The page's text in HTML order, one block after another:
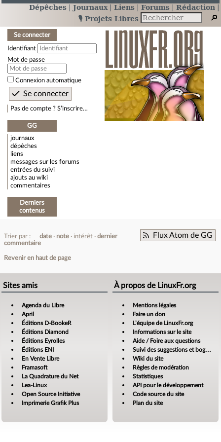
Dépêches Journaux Liens Forums
Rédaction
🎙️ Projets Libres
Se connecter
Identifiant
Mot de passe
Connexion automatique
Pas de compte ? S’inscrire…
GG
journaux
dépêches
liens
messages sur les forums
entrées du suivi
ajouts au wiki
commentaires
Derniers
contenus
Flux Atom de GG
Trier par : date note intérêt
dernier
commentaire
Revenir en haut de page
Sites amis
Agenda du Libre
April
Éditions D-BookeR
Éditions Diamond
Éditions Eyrolles
Éditions ENI
En Vente Libre
Framasoft
La Quadrature du Net
Lea-Linux
Open Source Initiative
Imprimerie Grafik Plus
À propos de LinuxFr.org
Mentions légales
Faire un don
L’équipe de LinuxFr.org
Informations sur le site
Aide / Foire aux questions
Suivi des suggestions et bogues
Wiki du site
Règles de modération
Statistiques
API pour le développement
Code source du site
Plan du site